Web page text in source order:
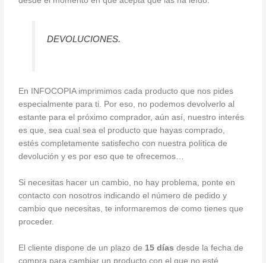
DEVOLUCIONES.
En INFOCOPIA imprimimos cada producto que nos pides
especialmente para ti. Por eso, no podemos devolverlo al
estante para el próximo comprador, aún así, nuestro interés
es que, sea cual sea el producto que hayas comprado,
estés completamente satisfecho con nuestra política de
devolución y es por eso que te ofrecemos…
Si necesitas hacer un cambio, no hay problema, ponte en
contacto con nosotros indicando el número de pedido y
cambio que necesitas, te informaremos de como tienes que
proceder.
El cliente dispone de un plazo de 15 días desde la fecha de
compra para cambiar un producto con el que no esté